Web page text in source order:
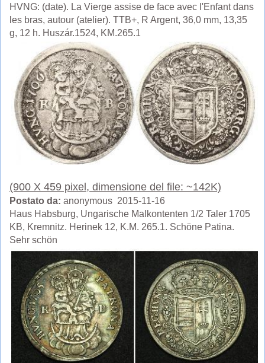
HVNG: (date). La Vierge assise de face avec l'Enfant dans
les bras, autour (atelier). TTB+, R Argent, 36,0 mm, 13,35
g, 12 h. Huszár.1524, KM.265.1
(900 X 459 pixel, dimensione del file: ~142K)
Postato da: anonymous 2015-11-16
Haus Habsburg, Ungarische Malkontenten 1/2 Taler 1705
KB, Kremnitz. Herinek 12, K.M. 265.1. Schöne Patina.
Sehr schön